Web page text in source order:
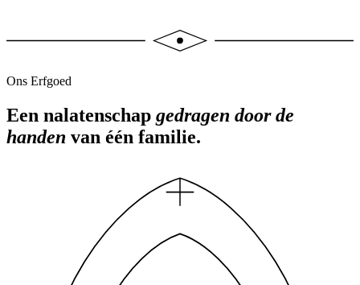
Ons Erfgoed
Een nalatenschap gedragen door de
handen van één familie.